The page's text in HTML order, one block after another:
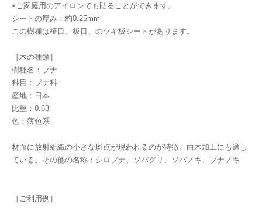
◉ご家庭用のアイロンでも貼ることができます。
シートの厚み：約0.25mm
この樹種は柾目、板目、のツキ板シートがあります。
［木の種類］
樹種名：ブナ
科目：ブナ科
産地：日本
比重：0.63
色：薄色系
材面に放射組織の小さな斑点が現われるのが特徴。曲木加工にも適し
ている。その他の名称：シロブナ、ソバグリ、ソバノキ、ブナノキ
［ご利用例］